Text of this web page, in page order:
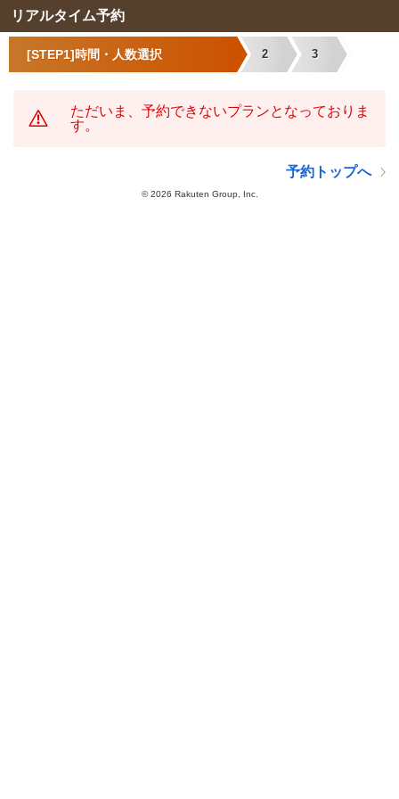
リアルタイム予約
[STEP1]時間・人数選択 2 3
ただいま、予約できないプランとなっておりま
す。
予約トップへ
©2026 Rakuten Group, Inc.